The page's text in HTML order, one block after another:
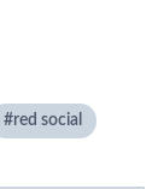
red social